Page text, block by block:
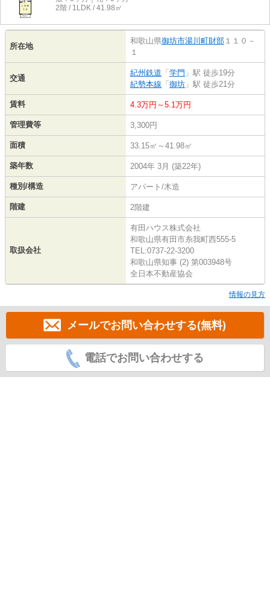
2階 / 1LDK / 41.98㎡
所在地
和歌山県御坊市湯川町財部 １１０－
１
交通
紀州鉄道 「 学門 」駅 徒歩19分
紀勢本線 「 御坊 」駅 徒歩21分
賃料 4.3万円～5.1万円
管理費等 3,300円
面積 33.15㎡～41.98㎡
築年数 2004年 3月 (築22年)
種別/構造 アパート/木造
階建 2階建
取扱会社
有田ハウス株式会社
和歌山県有田市糸我町西555-5
TEL:0737-22-3200
和歌山県知事 (2) 第003948号
全日本不動産協会
情報の見方
メールでお問い合わせする(無料)
電話でお問い合わせする